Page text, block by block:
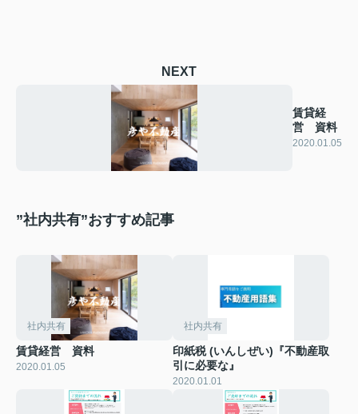
NEXT
賃貸経
営 資料
2020.01.05
”社内共有”おすすめ記事
社内共有
賃貸経営 資料
2020.01.05
社内共有
印紙税 (いんしぜい)『不動産取
引に必要な』
2020.01.01